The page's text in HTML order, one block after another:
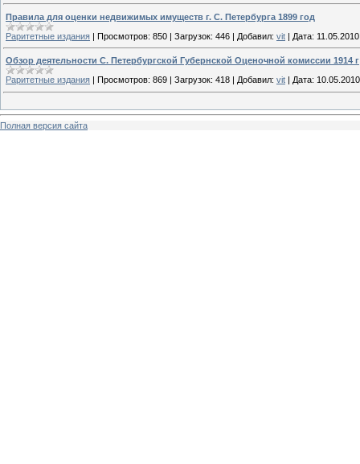
Правила для оценки недвижимых имуществ г. С. Петербурга 1899 год
Раритетные издания | Просмотров: 850 | Загрузок: 446 | Добавил: vit | Дата: 11.05.2010
Обзор деятельности С. Петербургской Губернской Оценочной комиссии 1914 г
Раритетные издания | Просмотров: 869 | Загрузок: 418 | Добавил: vit | Дата: 10.05.2010
Полная версия сайта